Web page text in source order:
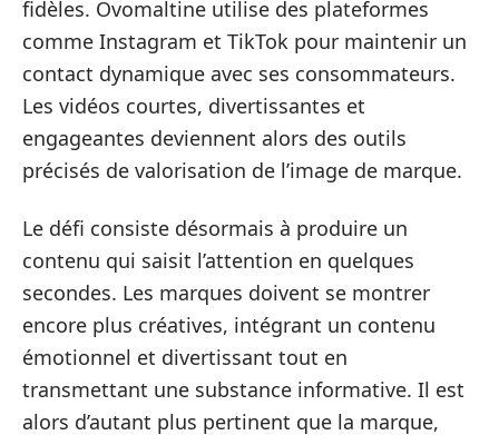
fidèles. Ovomaltine utilise des plateformes
comme Instagram et TikTok pour maintenir un
contact dynamique avec ses consommateurs.
Les vidéos courtes, divertissantes et
engageantes deviennent alors des outils
précisés de valorisation de l’image de marque.
Le défi consiste désormais à produire un
contenu qui saisit l’attention en quelques
secondes. Les marques doivent se montrer
encore plus créatives, intégrant un contenu
émotionnel et divertissant tout en
transmettant une substance informative. Il est
alors d’autant plus pertinent que la marque,